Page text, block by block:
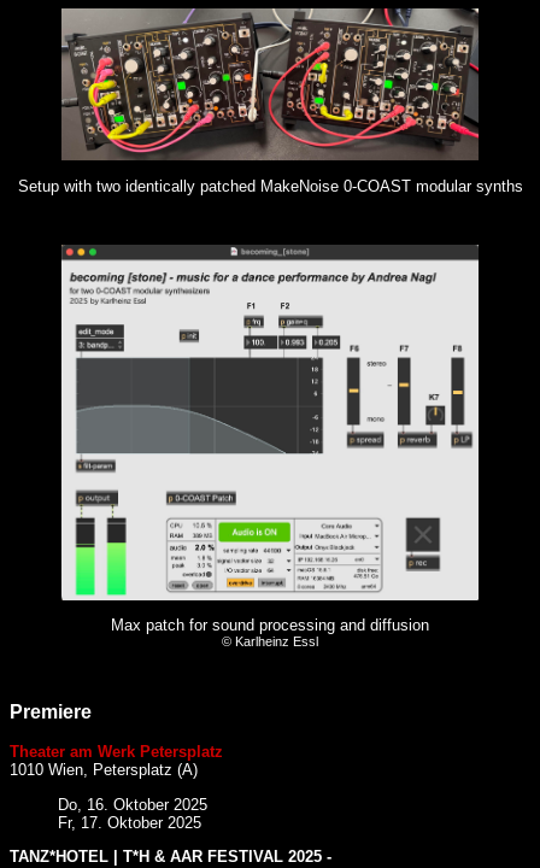
Setup with two identically patched MakeNoise 0-COAST modular synths
Max patch for sound processing and diffusion
© Karlheinz Essl
Premiere
Theater am Werk Petersplatz
1010 Wien, Petersplatz (A)
Do, 16. Oktober 2025
Fr, 17. Oktober 2025
TANZ*HOTEL | T*H & AAR FESTIVAL 2025 -